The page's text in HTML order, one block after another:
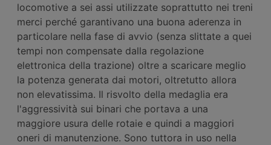
locomotive a sei assi utilizzate soprattutto nei treni
merci perché garantivano una buona aderenza in
particolare nella fase di avvio (senza slittate a quei
tempi non compensate dalla regolazione
elettronica della trazione) oltre a scaricare meglio
la potenza generata dai motori, oltretutto allora
non elevatissima. Il risvolto della medaglia era
l'aggressività sui binari che portava a una
maggiore usura delle rotaie e quindi a maggiori
oneri di manutenzione. Sono tuttora in uso nella